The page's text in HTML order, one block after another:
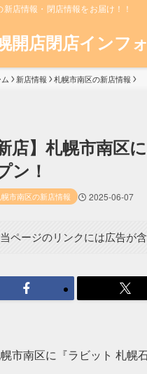
新店情報・閉店情報をお届け！！
開店閉店インフォ
新店情報 札幌市南区の新店情報
新店】札幌市南区
ン！
市南区の新店情報 2025-06-07
当ページのリンクには広告が含
市南区に『ラビット 札幌